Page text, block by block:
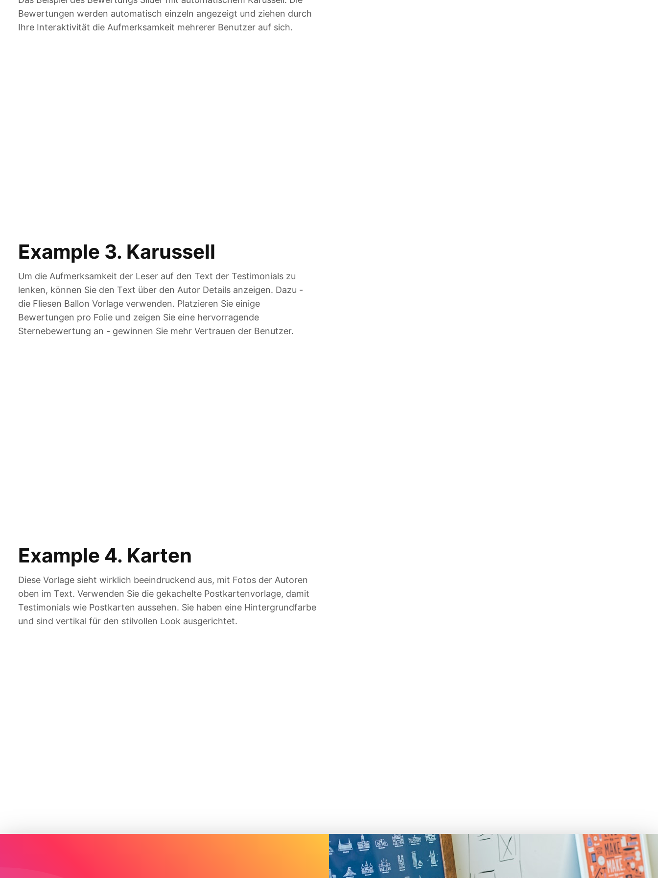
Bewertungen werden automatisch einzeln angezeigt und ziehen durch
Ihre Interaktivität die Aufmerksamkeit mehrerer Benutzer auf sich.
Example 3. Karussell
Um die Aufmerksamkeit der Leser auf den Text der Testimonials zu
lenken, können Sie den Text über den Autor Details anzeigen. Dazu -
die Fliesen Ballon Vorlage verwenden. Platzieren Sie einige
Bewertungen pro Folie und zeigen Sie eine hervorragende
Sternebewertung an - gewinnen Sie mehr Vertrauen der Benutzer.
Example 4. Karten
Diese Vorlage sieht wirklich beeindruckend aus, mit Fotos der Autoren
oben im Text. Verwenden Sie die gekachelte Postkartenvorlage, damit
Testimonials wie Postkarten aussehen. Sie haben eine Hintergrundfarbe
und sind vertikal für den stilvollen Look ausgerichtet.